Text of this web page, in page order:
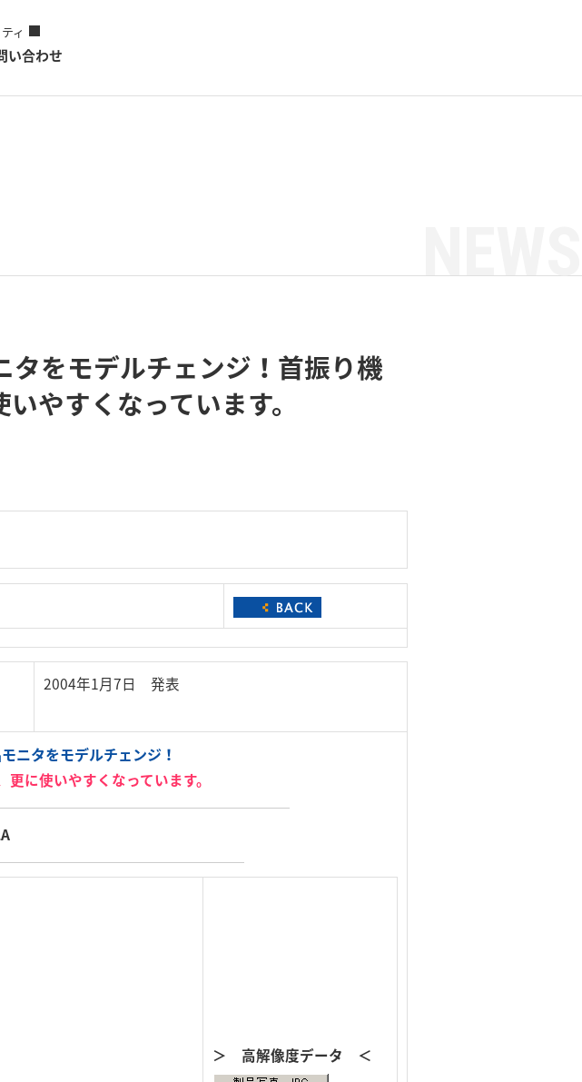
ィ
い合わせ
をモデルチェンジ！首振り機
やすくなっています。
2004年1月7日 発表
ニタをモデルチェンジ！
に使いやすくなっています。
＞ 高解像度データ ＜